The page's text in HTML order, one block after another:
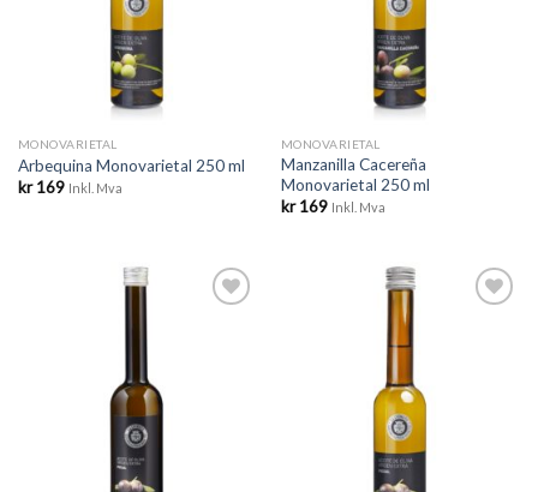
MONOVARIETAL
Arbequina Monovarietal 250 ml
kr169 Inkl. Mva
MONOVARIETAL
Manzanilla Cacereña
Monovarietal 250 ml
kr169 Inkl. Mva